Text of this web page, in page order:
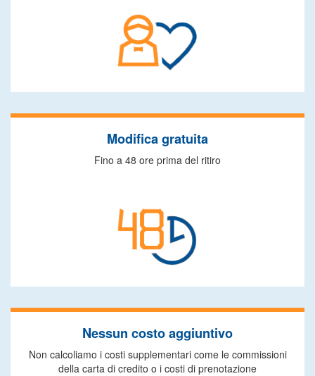
Modifica gratuita
Fino a 48 ore prima del ritiro
Nessun costo aggiuntivo
Non calcoliamo i costi supplementari come le commissioni
della carta di credito o i costi di prenotazione